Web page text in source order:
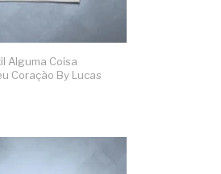
Alguma Coisa
Coração By Lucas